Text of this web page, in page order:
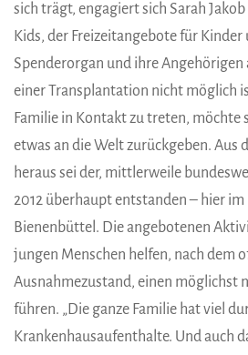
sich trägt, engagiert sich Sarah
Kids, der Freizeitangebote für
Spenderorgan und ihre Angehörigen
einer Transplantation nicht möglich
Familie in Kontakt zu treten, möchte
etwas an die Welt zurückgeben. Aus
heraus sei der, mittlerweile
2012 überhaupt entstanden – hier im
Bienenbüttel. Die angebotenen
jungen Menschen helfen, nach dem
Ausnahmezustand, einen möglichst
führen. „Die ganze Familie hat viel
Krankenhausaufenthalte. Und auch